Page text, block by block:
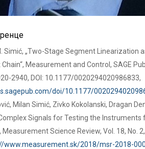
Simić, „Two-Stage Segment Linearization
Measurement and Control, SAGE
2940, DOI: 10.1177/0020294020986833,
doi/10.1177/
Milan Simić, Zivko Kokolanski, Dragan
Signals for Testing the Instruments
Measurement Science Review, Vol. 18, No.
www.measurement.sk/2018/msr-2018-